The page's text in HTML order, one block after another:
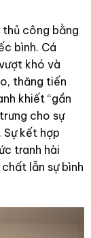
công bằng
bình. Cá
khó và
thăng tiến
khiết “gần
cho sự
Sự kết hợp
tranh hài
lẫn sự bình